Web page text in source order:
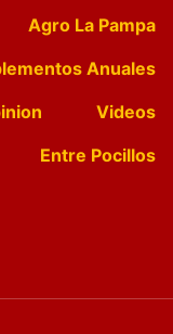
Agro La Pampa
Anuales
Videos
Entre Pocillos